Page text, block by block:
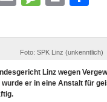
Foto: SPK Linz (unkenntlich)
Linz wegen
er in eine Anstalt für